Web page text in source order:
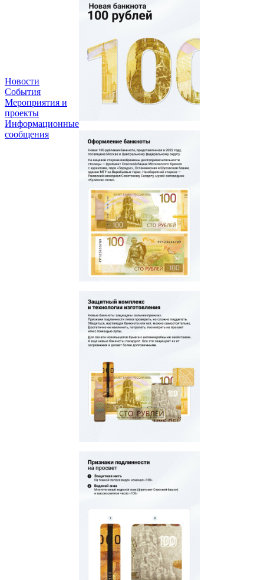
Новости
События
Мероприятия и
проекты
Информационные
сообщения